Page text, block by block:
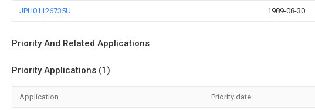
JPH01126735U 1989-08-30
Priority And Related Applications
Priority Applications (1)
Application Priority date